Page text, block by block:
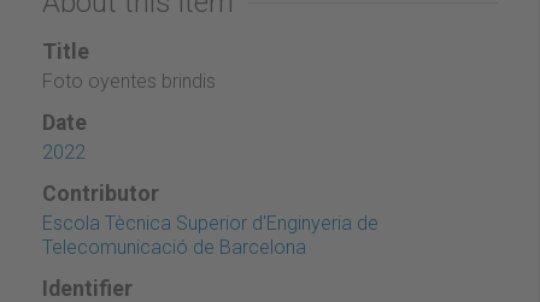
Title
Foto oyentes brindis
Date
2022
Contributor
Escola Tècnica Superior d'Enginyeria de
Telecomunicació de Barcelona
Identifier